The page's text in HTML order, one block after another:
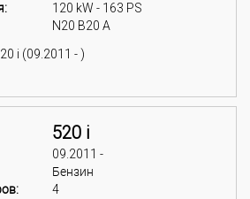
120 kW - 163 PS
N20 B20 A
i (09.2011 - )
520 i
09.2011 -
Бензин
4